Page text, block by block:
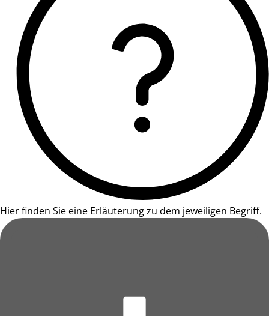
Hier finden Sie eine Erläuterung zu dem jeweiligen Begriff.